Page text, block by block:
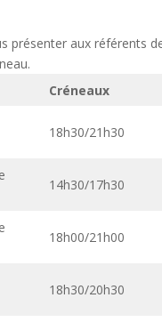
présenter aux référents
Créneaux
18h30/21h30
14h30/17h30
18h00/21h00
18h30/20h30